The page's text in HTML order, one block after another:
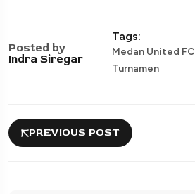
Posted by
Indra Siregar
Tags:
Medan United FC
Turnamen
PREVIOUS POST